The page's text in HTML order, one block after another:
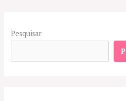
Pesquisar